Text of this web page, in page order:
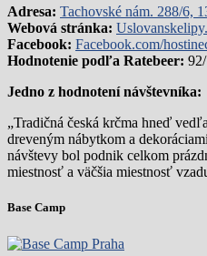
Adresa: Tachovské nám. 288/6,
Webová stránka:
Facebook: Facebook.com/
Hodnotenie podľa Ratebeer:
Jedno z hodnotení návštevníka:
„Tradičná česká krčma hneď
dreveným nábytkom a
návštevy bol podnik celkom
miestnosť a väčšia miestnosť
Base Camp